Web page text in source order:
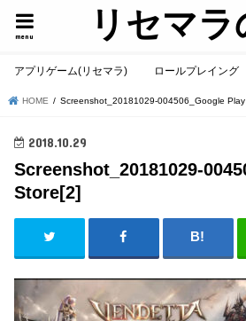
リセマ
menu
アプリゲーム(リセマラ) ロールプレイング
HOME Screenshot_20181029-004506_Google
2018.10.29
Screenshot_20181029-
Store[2]